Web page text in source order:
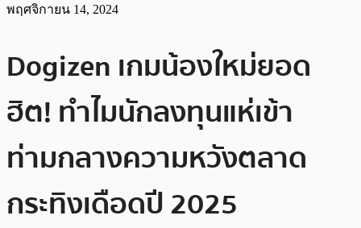
พฤศจิกายน 14, 2024
Dogizen เกมน้องใหม่ยอด
ฮิต! ทำไมนักลงทุนแห่เข้า
ท่ามกลางความหวังตลาด
กระทิงเดือดปี 2025